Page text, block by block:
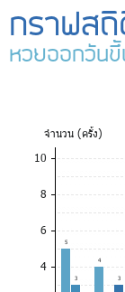
กราฟส
หวยออกวัน
จำนวน (ครั้ง)
10
8
6
4
5
3
4
3